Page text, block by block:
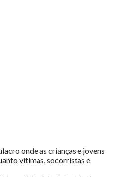
onde as crianças e jovens
vítimas, socorristas e